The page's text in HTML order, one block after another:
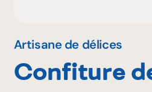
Artisane de délices
Confiture